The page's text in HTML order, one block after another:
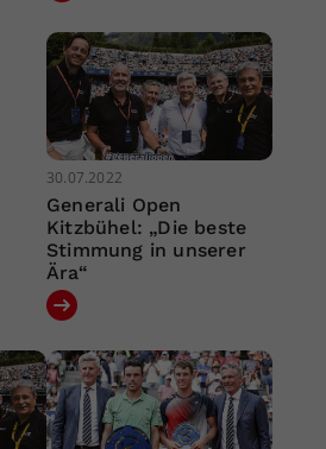
30.07.2022
Generali Open
Kitzbühel: „Die beste
Stimmung in unserer
Ära“